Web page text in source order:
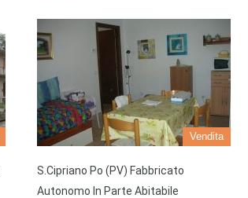
Vendita
S.Cipriano Po (PV) Fabbricato
Autonomo In Parte Abitabile